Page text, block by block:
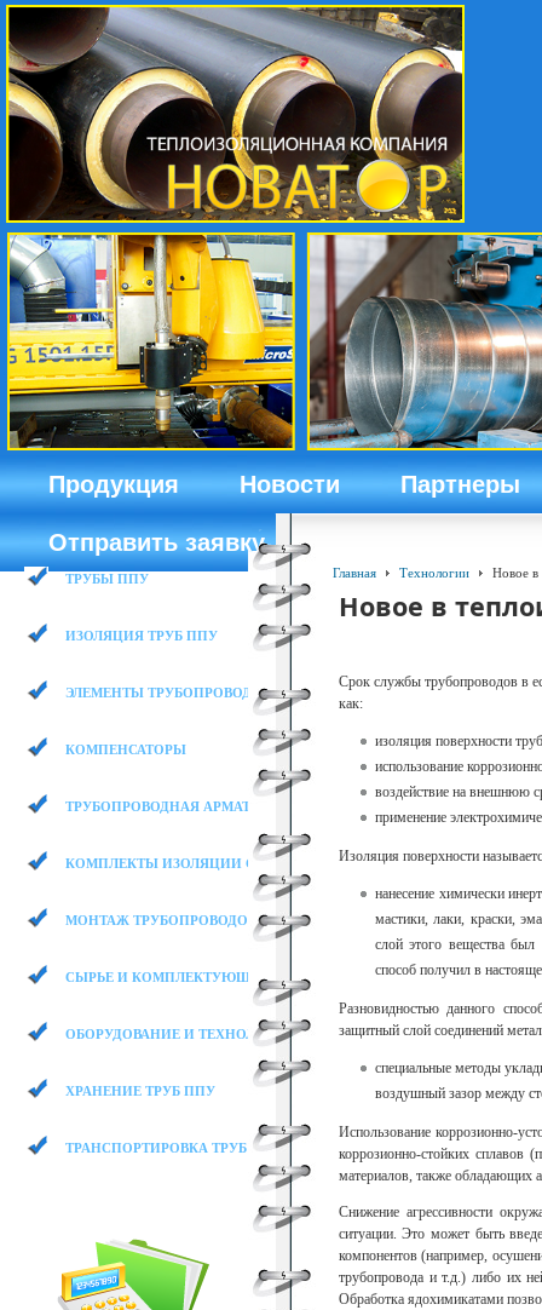
Продукция Новости Партнеры
Отправить заявку
Главная Технологии Новое в
Новое в
Срок службы трубопроводов в
как:
изоляция поверхности
использование
воздействие на внешнюю
применение
Изоляция поверхности
нанесение химически
мастики, лаки, краски,
слой этого вещества
способ получил в
Разновидностью данного
защитный слой соединений
специальные методы
воздушный зазор между
Использование коррозионно-
коррозионно-стойких сплавов
материалов, также обладающих
Снижение агрессивности
ситуации. Это может быть
компонентов (например,
трубопровода и т.д.) либо их
Обработка ядохимикатами
ТРУБЫ ППУ
ИЗОЛЯЦИЯ ТРУБ ППУ
ЭЛЕМЕНТЫ ТРУБОПРОВОДА
КОМПЕНСАТОРЫ
ТРУБОПРОВОДНАЯ АРМАТУРА
КОМПЛЕКТЫ ИЗОЛЯЦИИ СТЫКОВ
МОНТАЖ ТРУБОПРОВОДОВ
СЫРЬЕ И КОМПЛЕКТУЮЩИЕ
ОБОРУДОВАНИЕ И ТЕХНОЛОГИИ
ХРАНЕНИЕ ТРУБ ППУ
ТРАНСПОРТИРОВКА ТРУБ ППУ